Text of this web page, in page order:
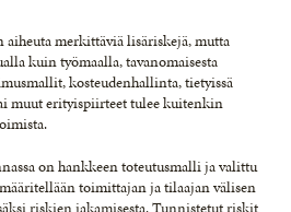
aiheuta merkittäviä lisäriskejä, mutta
kuin työmaalla, tavanomaisesta
kosteudenhallinta, tietyissä
muut erityispiirteet tulee kuitenkin
on hankkeen toteutusmalli ja valittu
toimittajan ja tilaajan välisen